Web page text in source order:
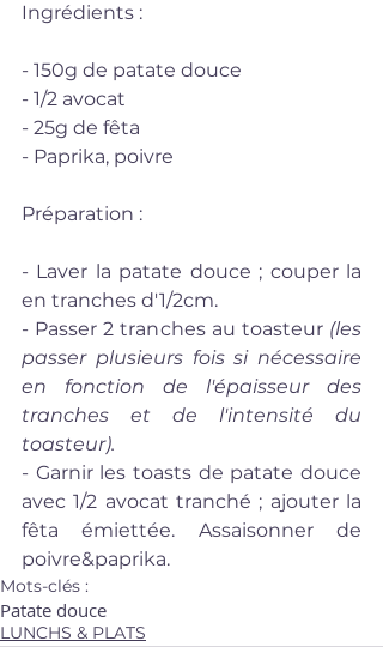
Ingrédients :
- 150g de patate douce
- 1/2 avocat
- 25g de fêta
- Paprika, poivre
Préparation :
- Laver la patate douce ; couper la
en tranches d'1/2cm.
- Passer 2 tranches au toasteur (les
passer plusieurs fois si nécessaire
en fonction de l'épaisseur des
tranches et de l'intensité du
toasteur).
- Garnir les toasts de patate douce
avec 1/2 avocat tranché ; ajouter la
fêta émiettée. Assaisonner de
poivre&paprika.
Mots-clés :
Patate douce
LUNCHS & PLATS